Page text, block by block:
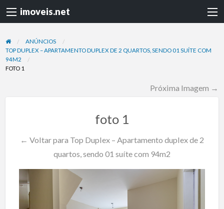
imoveis.net
ANÚNCIOS
TOP DUPLEX – APARTAMENTO DUPLEX DE 2 QUARTOS, SENDO 01 SUÍTE COM
94M2
FOTO 1
Próxima Imagem →
foto 1
← Voltar para Top Duplex – Apartamento duplex de 2
quartos, sendo 01 suíte com 94m2